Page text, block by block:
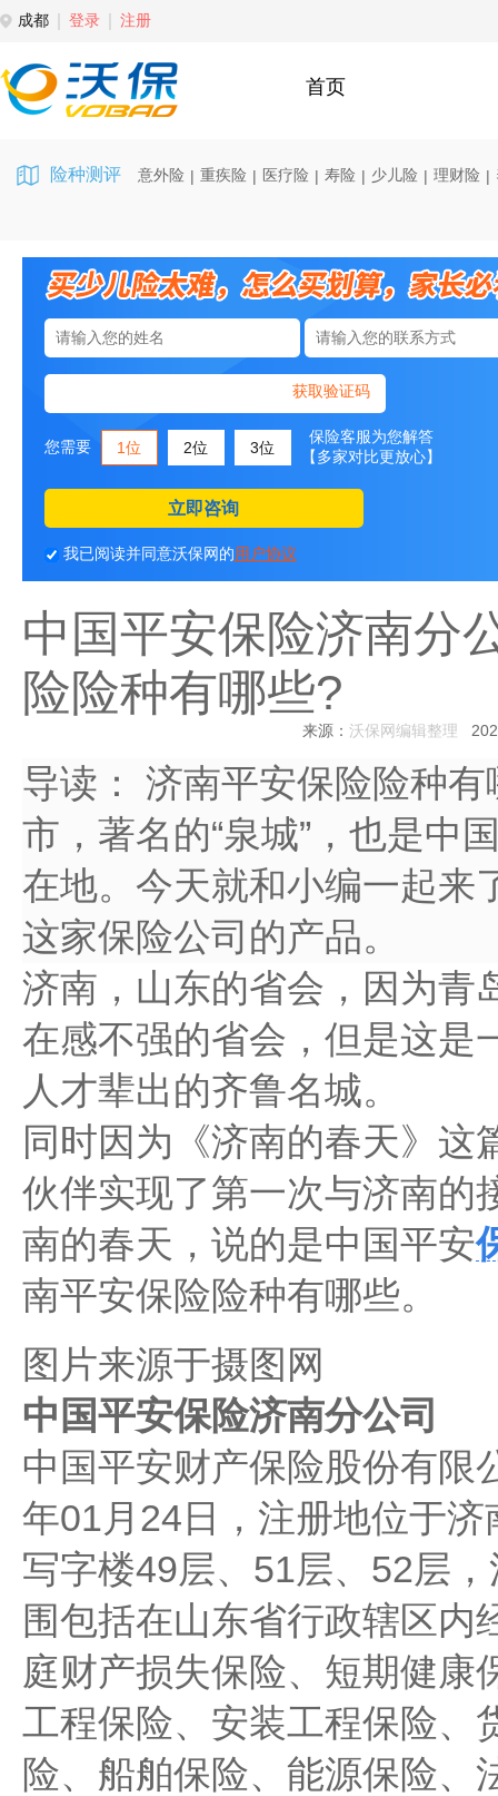
成都 登录 注册
首页
险种测评 意外险 | 重疾险 | 医疗险 | 寿险 | 少儿险 | 理财险 |
获取验证码
您需要 1位 2位 3位
保险客服为您解答
【多家对比更放心】
立即咨询
我已阅读并同意沃保网的用户协议
中国平安保险济南分
险险种有哪些?
来源： 沃保网编辑整理
导读：
济南平安保险险种
市，著名的“泉城”，也是中
在地。今天就和小编一起来
这家保险公司的产品。
济南，山东的省会，因为青
在感不强的省会，但是这是
人才辈出的齐鲁名城。
同时因为《济南的春天》这
伙伴实现了第一次与济南的
南的春天，说的是中国平安
南平安保险险种有哪些。
图片来源于摄图网
中国平安保险济南分公司
中国平安财产保险股份有限
年01月24日，注册地位于
写字楼49层、51层、52层
围包括在山东省行政辖区内
庭财产损失保险、短期健康
工程保险、安装工程保险、
险、船舶保险、能源保险、